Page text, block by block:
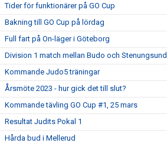
Tider för funktionärer på GO Cup
Bakning till GO Cup på lördag
Full fart på On-läger i Göteborg
Division 1 match mellan Budo och Stenungsund
Kommande Judo5 träningar
Årsmöte 2023 - hur gick det till slut?
Kommande tävling GO Cup #1, 25 mars
Resultat Judits Pokal 1
Hårda bud i Mellerud